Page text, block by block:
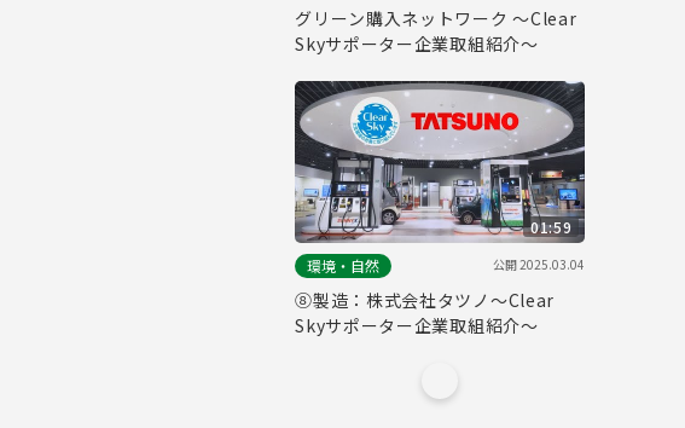
グリーン購入ネットワーク ～Clear
Skyサポーター企業取組紹介～
01:59
環境・自然
公開2025.03.04
⑧製造：株式会社タツノ～Clear
Skyサポーター企業取組紹介～